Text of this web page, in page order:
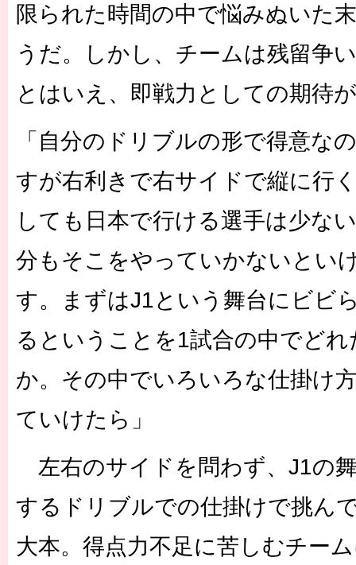
限られた時間の中で悩みぬいた
うだ。しかし、チームは残留争
とはいえ、即戦力としての期待
「自分のドリブルの形で得意な
すが右利きで右サイドで縦に行
しても日本で行ける選手は少な
分もそこをやっていかないとい
す。まずはJ1という舞台にビビ
るということを1試合の中でど
か。その中でいろいろな仕掛け
ていけたら」
左右のサイドを問わず、J1の
するドリブルでの仕掛けで挑ん
大本。得点力不足に苦しむチー